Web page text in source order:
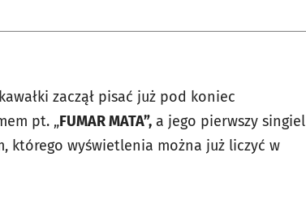
zaczął pisać już pod koniec
pt. „FUMAR MATA”, a jego pierwszy singiel
którego wyświetlenia można już liczyć w